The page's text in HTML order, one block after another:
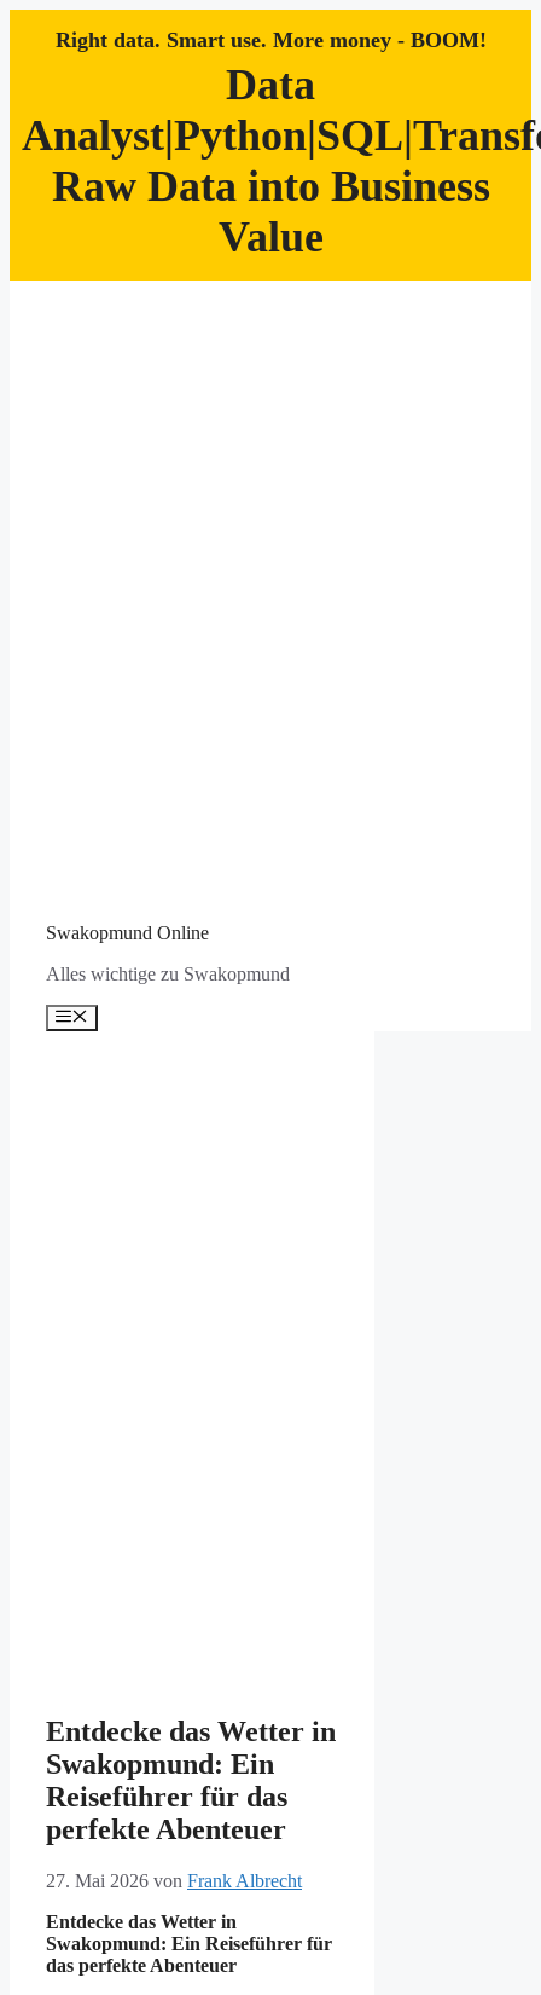
Right data. Smart use. More money - BOOM!
Data
Raw Data into Business
Value
Swakopmund Online
Alles wichtige zu Swakopmund
Menü
Entdecke das Wetter in
Swakopmund: Ein
Reiseführer für das
perfekte Abenteuer
27. Mai 2026 von Frank Albrecht
Entdecke das Wetter in
Swakopmund: Ein Reiseführer für
das perfekte Abenteuer